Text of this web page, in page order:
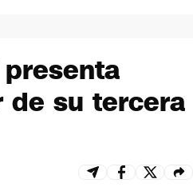
de su tercera